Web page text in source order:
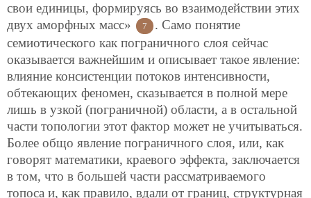
свои единицы, формируясь во взаимодействии этих
двух аморфных масс»
7
. Само понятие
семиотического как пограничного слоя сейчас
оказывается важнейшим и описывает такое явление:
влияние консистенции потоков интенсивности,
обтекающих феномен, сказывается в полной мере
лишь в узкой (пограничной) области, а в остальной
части топологии этот фактор может не учитываться.
Более общо явление пограничного слоя, или, как
говорят математики, краевого эффекта, заключается
в том, что в большей части рассматриваемого
топоса и, как правило, вдали от границ, структурная